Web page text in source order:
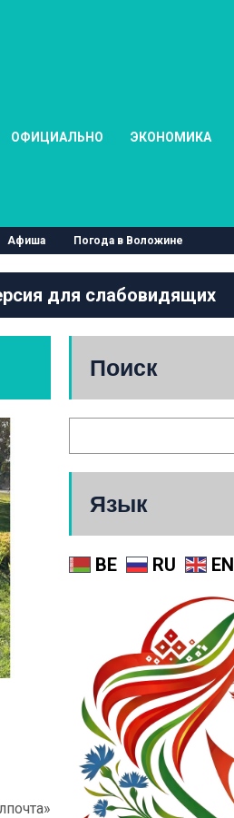
ОФИЦИАЛЬНО ЭКОНОМИКА
Афиша Погода в Воложине
для слабовидящих
Поиск
Язык
BE RU EN